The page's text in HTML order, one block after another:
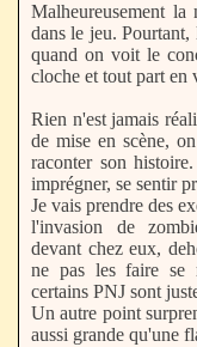
Malheureusement la
dans le jeu. Pourtant,
quand on voit le
cloche et tout part en
Rien n'est jamais
de mise en scène,
raconter son
imprégner, se sentir
Je vais prendre des
l'invasion de
devant chez eux,
ne pas les faire se
certains PNJ sont
Un autre point
aussi grande qu'une